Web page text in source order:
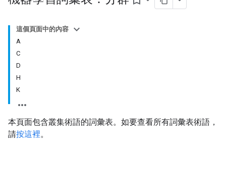
這個頁面中的內容
A
C
D
H
K
本頁面包含叢集術語的詞彙表。如要查看所有詞彙表術語，
請按這裡。